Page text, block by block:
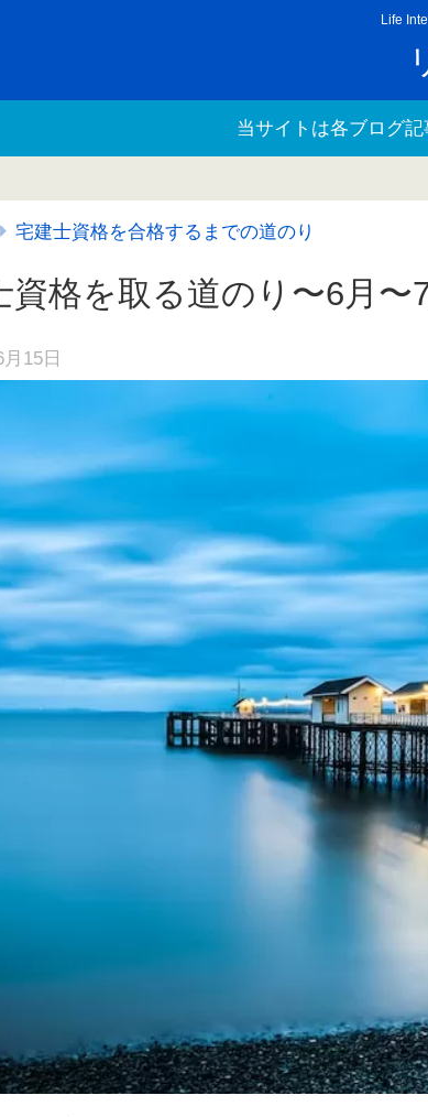
Life
当サイトは各ブログ
宅建士資格を合格するまでの道のり
資格を取る道のり〜6月〜
15日